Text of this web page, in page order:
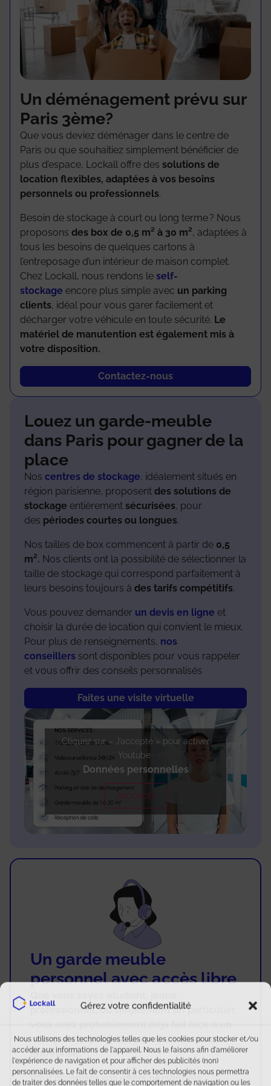
Gérez votre confidentialité
Nous utilisons des technologies telles que les cookies pour stocker et/ou
accéder aux informations de l'appareil. Nous le faisons afin d'améliorer
l'expérience de navigation et pour afficher des publicités (non)
personnalisées. Le fait de consentir à ces technologies nous permettra
de traiter des données telles que le comportement de navigation ou les
Un déménagement prévu sur
Paris 3ème?
Que vous deviez déménager dans le centre de
Paris ou que souhaitiez simplement bénéficier de
plus d’espace, Lockall offre des solutions de
location flexibles, adaptées à vos besoins
personnels ou professionnels.
Besoin de stockage à court ou long terme ? Nous
proposons des box de 0,5 m² à 30 m², adaptées à
tous les besoins de quelques cartons à
l’entreposage d’un intérieur de maison complet.
Chez Lockall, nous rendons le self-
stockage encore plus simple avec un parking
clients, idéal pour vous garer facilement et
décharger votre véhicule en toute sécurité. Le
matériel de manutention est également mis à
votre disposition.
Contactez-nous
Louez un garde-meuble
dans Paris pour gagner de la
place
Nos centres de stockage, idéalement situés en
région parisienne, proposent des solutions de
stockage entièrement sécurisées, pour
des périodes courtes ou longues.
Nos tailles de box commencent à partir de 0,5
m². Nos clients ont la possibilité de sélectionner la
taille de stockage qui correspond parfaitement à
leurs besoins toujours à des tarifs compétitifs.
Vous pouvez demander un devis en ligne et
choisir la durée de location qui convient le mieux.
Pour plus de renseignements, nos
conseillers sont disponibles pour vous rappeler
et vous offrir des conseils personnalisés
Faites une visite virtuelle
Cliquez sur « J’accepte » pour activer
Youtube
Données personnelles
J’accepte
Un garde meuble
personnel avec accès libre
professionnel, ou simplement un particulier,
manque d’espace chez vous ou dans votre
entreprise.
Pour organiser vos effets personnels,